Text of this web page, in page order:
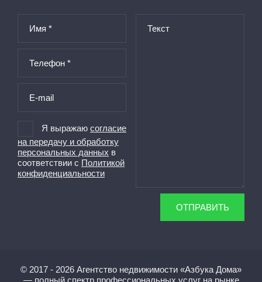
Я выражаю согласие
на передачу и обработку
персональных данных в
соответствии с Политикой
конфиденциальности
ОТПРАВИТЬ
© 2017 - 2026 Агентство недвижимости «Азбука Дома»